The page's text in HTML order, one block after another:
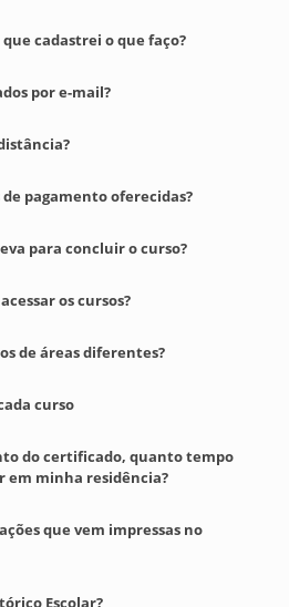
que cadastrei o que faço?
por e-mail?
pagamento oferecidas?
para concluir o curso?
os cursos?
de áreas diferentes?
curso
do certificado, quanto tempo
em minha residência?
que vem impressas no
Escolar?